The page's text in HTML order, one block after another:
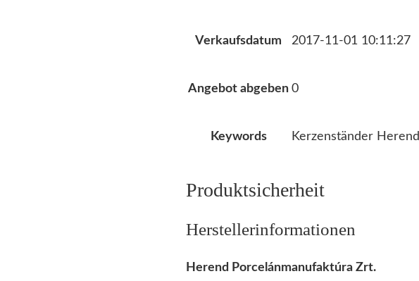
f
r
M
Verkaufsdatum 2017-11-01 10:11:27
Angebot abgeben 0
Keywords Kerzenständer Herend
Produktsicherheit
Herstellerinformationen
Herend Porcelánmanufaktúra Zrt.